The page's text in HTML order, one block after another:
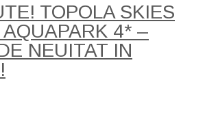
TOPOLA SKIES
4* –
NEUITAT IN